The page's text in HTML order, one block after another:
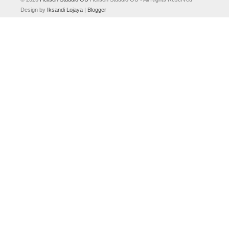
Design by Iksandi Lojaya | Blogger